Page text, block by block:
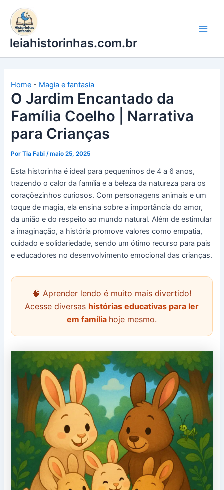
para
conteúdo
leiahistorinhas.com.br
Home - Magia e fantasia
O Jardim Encantado da
Família Coelho | Narrativa
para Crianças
PorTia Fabi/maio 25, 2025
Esta historinha é ideal para pequeninos de 4 a 6 anos,
trazendo o calor da família e a beleza da natureza para os
coraçõezinhos curiosos. Com personagens animais e um
toque de magia, ela ensina sobre a importância do amor,
da união e do respeito ao mundo natural. Além de estimular
a imaginação, a história promove valores como empatia,
cuidado e solidariedade, sendo um ótimo recurso para pais
e educadores no desenvolvimento emocional das crianças.
🧠 Aprender lendo é muito mais divertido!
Acesse diversas histórias educativas para ler
em família hoje mesmo.